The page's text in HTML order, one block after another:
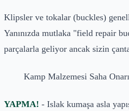
Klipsler ve tokalar (buckles)
Yanınızda mutlaka "field repair
parçalarla geliyor ancak sizin
Kamp Malzemesi Saha
YAPMA! - Islak kumaşa asla